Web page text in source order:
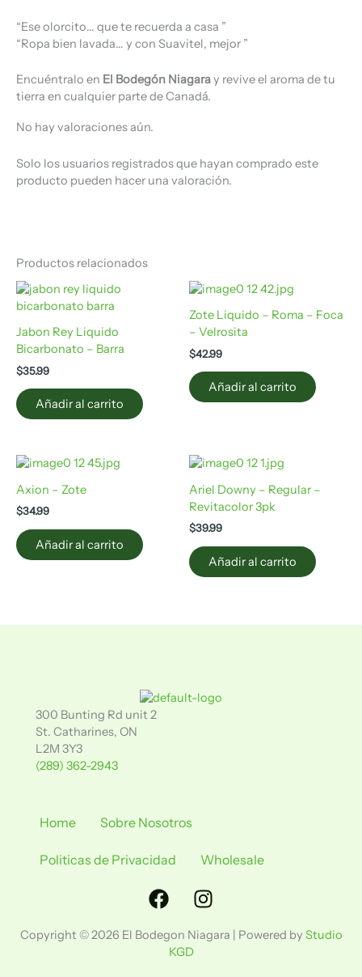
“Ese olorcito… que te recuerda a casa ”
“Ropa bien lavada… y con Suavitel, mejor ”
Encuéntralo en El Bodegón Niagaray revive el aroma de tu
tierra en cualquier parte de Canadá.
No hay valoraciones aún.
Solo los usuarios registrados que hayan comprado este
producto pueden hacer una valoración.
Productos relacionados
Jabon Rey Liquido
Bicarbonato – Barra
$35.99
Añadir al carrito
Zote Liquido – Roma – Foca
– Velrosita
$42.99
Añadir al carrito
Axion – Zote
$34.99
Añadir al carrito
Ariel Downy – Regular –
Revitacolor 3pk
$39.99
Añadir al carrito
300 Bunting Rd unit 2
St. Catharines, ON
L2M 3Y3
(289) 362-2943
Home Sobre Nosotros
Politicas de Privacidad Wholesale
FacebookInstagram
Copyright © 2026 El Bodegon Niagara | Powered by Studio
KGD